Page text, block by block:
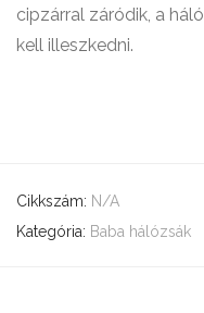
cipzárral záródik, a
kell illeszkedni.
Cikkszám: N/A
Kategória: Baba hálózsák